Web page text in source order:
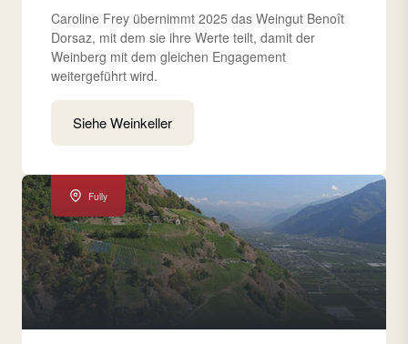
Caroline Frey übernimmt 2025 das Weingut Benoît
Dorsaz, mit dem sie ihre Werte teilt, damit der
Weinberg mit dem gleichen Engagement
weitergeführt wird.
Siehe Weinkeller
Fully